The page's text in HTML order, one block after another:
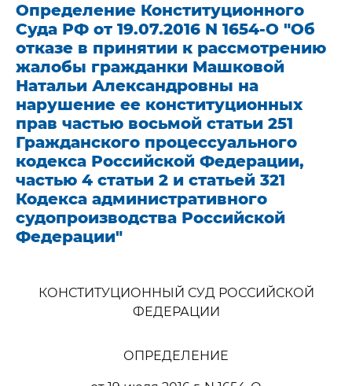
Определение Конституционного
Суда РФ от 19.07.2016 N 1654-О "Об
отказе в принятии к рассмотрению
жалобы гражданки Машковой
Натальи Александровны на
нарушение ее конституционных
прав частью восьмой статьи 251
Гражданского процессуального
кодекса Российской Федерации,
частью 4 статьи 2 и статьей 321
Кодекса административного
судопроизводства Российской
Федерации"
КОНСТИТУЦИОННЫЙ СУД РОССИЙСКОЙ
ФЕДЕРАЦИИ
ОПРЕДЕЛЕНИЕ